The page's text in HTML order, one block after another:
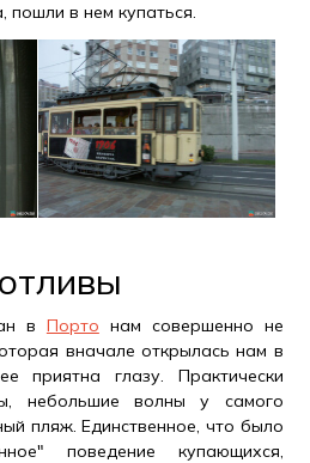
пошли в нем купаться.
в Порто нам совершенно не
вначале открылась нам в
приятна глазу. Практически
небольшие волны у самого
пляж. Единственное, что было
поведение купающихся,